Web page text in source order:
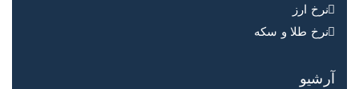
نرخ ارز
نرخ طلا و سکه
آرشیو